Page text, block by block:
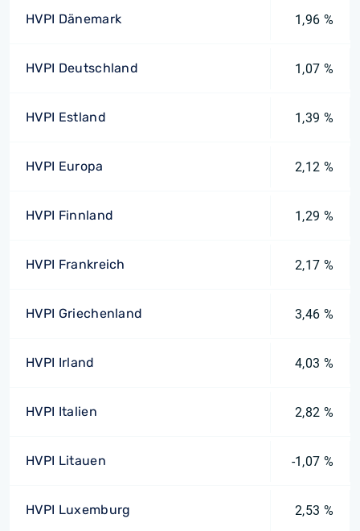
HVPI Dänemark 1,96 %
HVPI Deutschland 1,07 %
HVPI Estland 1,39 %
HVPI Europa 2,12 %
HVPI Finnland 1,29 %
HVPI Frankreich 2,17 %
HVPI Griechenland 3,46 %
HVPI Irland 4,03 %
HVPI Italien 2,82 %
HVPI Litauen -1,07 %
HVPI Luxemburg 2,53 %